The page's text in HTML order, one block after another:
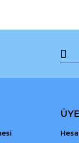
Yorum Yaz